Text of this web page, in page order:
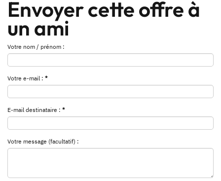
Envoyer cette offre à
un ami
Votre nom / prénom :
Votre e-mail : *
E-mail destinataire : *
Votre message (facultatif) :